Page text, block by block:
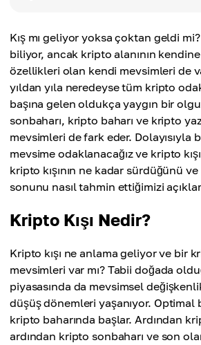
Kış mı geliyor yoksa çoktan geldi
biliyor, ancak kripto alanının
özellikleri olan kendi mevsimleri de
yıldan yıla neredeyse tüm kripto
başına gelen oldukça yaygın bir
sonbaharı, kripto baharı ve kripto
mevsimleri de fark eder. Dolayısıyla
mevsime odaklanacağız ve kripto
kripto kışının ne kadar sürdüğünü ve
sonunu nasıl tahmin ettiğimizi
Kripto Kışı Nedir?
Kripto kışı ne anlama geliyor ve bir
mevsimleri var mı? Tabii doğada
piyasasında da mevsimsel
düşüş dönemleri yaşanıyor. Optimal
kripto baharında başlar. Ardından
ardından kripto sonbaharı ve son